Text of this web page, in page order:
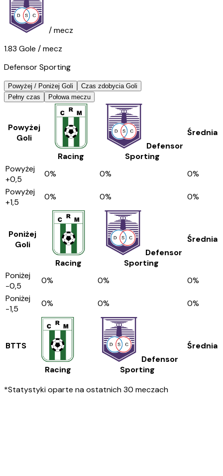
/ mecz
1.83 Gole / mecz
Defensor Sporting
Powyżej / Poniżej Goli
Czas zdobycia Goli
Pełny czas
Połowa meczu
Powyżej
Goli
Racing
Defensor
Sporting
Średnia
Powyżej
+0,5
0% 0% 0%
Powyżej
+1,5
0% 0% 0%
Poniżej
Goli
Racing
Defensor
Sporting
Średnia
Poniżej
-0,5
0% 0% 0%
Poniżej
-1,5
0% 0% 0%
BTTS
Racing
Defensor
Sporting
Średnia
*Statystyki oparte na ostatnich 30 meczach